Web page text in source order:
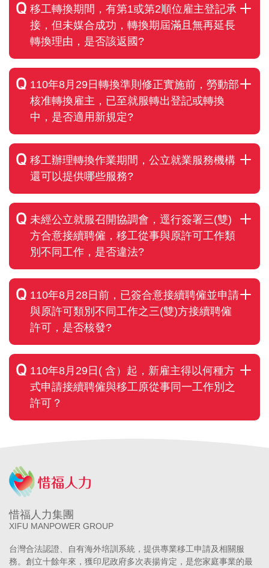
移工轉換期間，有第1或第2順位雇主登記承
接，但未媒合成功，轉換期屆滿且無再延長
轉換理由，是否該返國?
110年8月29日轉換準則修正實施前，勞動部
核准轉換雇主，已至就服轉出登記或轉換
中，是否適用新規定?
移工辦理轉換作業期間，公立就業服務機構
還可以提供哪些服務?
未經公立就服召開協調會，逕行簽署三(雙)
方合意接續聘僱，移工從事與原許可工作類
別不同工作，是否違法?
110年8月28日前，已簽合意接續聘僱並申請
與原許可類別不同工作之三(雙)方接續聘僱
許可，是否核發?
110年8月29日( 含）起，新雇主得以何種方
式申請接續聘僱與移工原從事同一工作別之
許可？
惜福人力集團
XIFU MANPOWER GROUP
台灣合法認證、自有海外培訓系統，提供專業移工申請及相關服
務。創立十餘年來，獲印尼政府多次表揚肯定，是您家庭事業的最